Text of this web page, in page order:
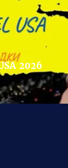
2026